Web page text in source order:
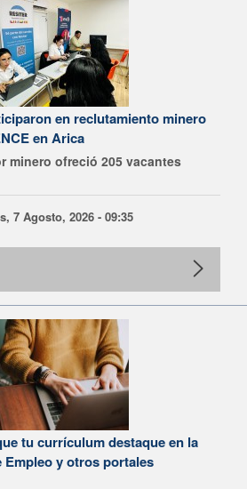
en reclutamiento minero
en Arica
minero ofreció 205 vacantes
7 Agosto, 2026 - 09:35
tu currículum destaque en la
Empleo y otros portales